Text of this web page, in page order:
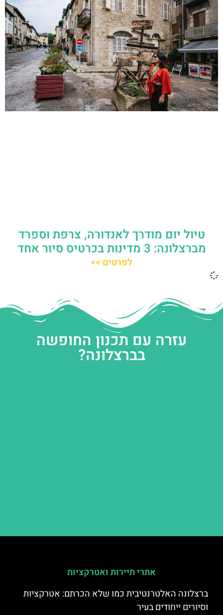
טיול יום מודרך לאנדורה, צרפת וספרד
מברצלונה: 3 מדינות בכרטיס סיור אחד
לפרטים >>
עזרה עם תכנון החופשה
בברצלונה?
אתרי תיירות ואטרקציות
ברצלונה האלטרנטיבית כמו שלא הכרתם: אטרקציות
וסיורים ייחודים בעיר